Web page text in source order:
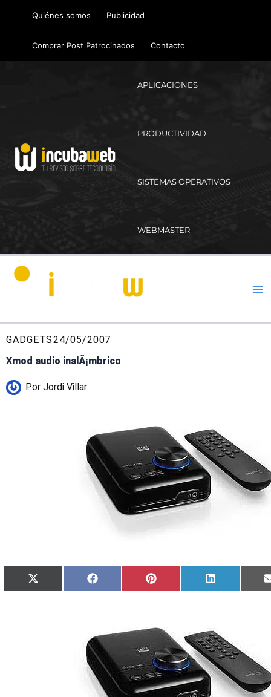
Quiénes somos Publicidad
Comprar Post Patrocinados Contacto
APLICACIONES
PRODUCTIVIDAD
SISTEMAS OPERATIVOS
WEBMASTER
GADGETS24/05/2007
Xmod audio inalÃ¡mbrico
Por Jordi Villar
Compartir
en
X
(Twitter)
Compartir
en
Facebook
Compartir
en
Pinterest
Compartir
en
LinkedIn